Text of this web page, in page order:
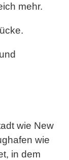
mehr.
wie New
wie
in dem